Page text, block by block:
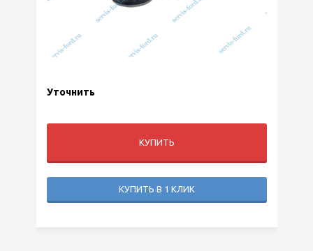
Уточнить
КУПИТЬ
КУПИТЬ В 1 КЛИК